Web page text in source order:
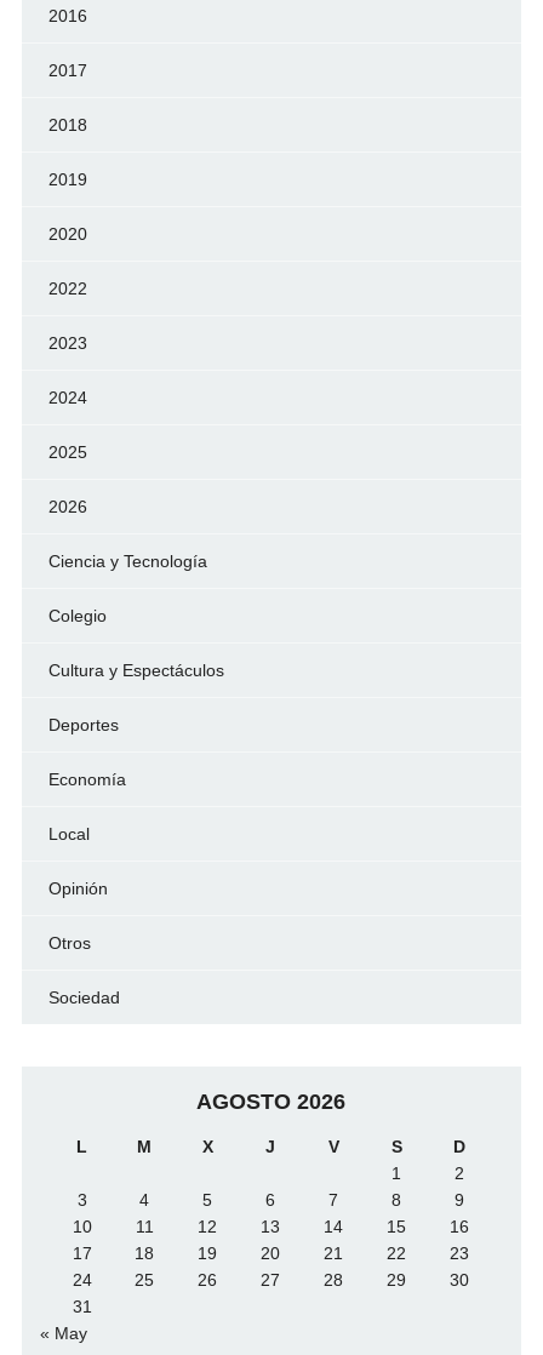
2016
2017
2018
2019
2020
2022
2023
2024
2025
2026
Ciencia y Tecnología
Colegio
Cultura y Espectáculos
Deportes
Economía
Local
Opinión
Otros
Sociedad
AGOSTO 2026
L M X J V S
D
1
2
3
4 5 6 7 8
9
10
11 12 13 14 15
16
17
18 19 20 21 22
23
24
25 26 27 28 29
30
31
« May